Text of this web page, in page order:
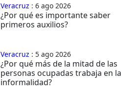
Veracruz : 6 ago 2026
¿Por qué es importante saber
primeros auxilios?
Veracruz : 5 ago 2026
¿Por qué más de la mitad de las
personas ocupadas trabaja en la
informalidad?